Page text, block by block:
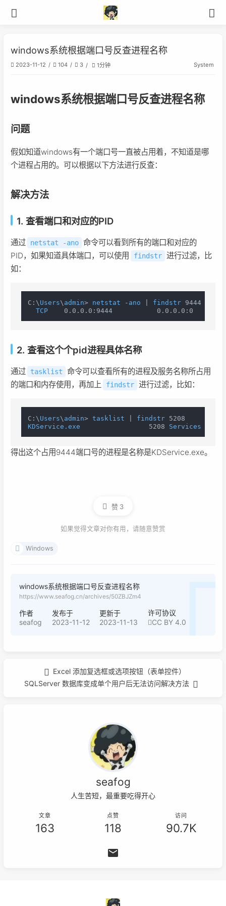
windows系统根据端口号反查进程名称
2023-11-12 104 3 1分钟 System
windows系统根据端口号反查进程名称
问题
假如知道windows有一个端口号一直被占用着，不知道是哪
个进程占用的。可以根据以下方法进行反查：
解决方法
1. 查看端口和对应的PID
通过 netstat -ano 命令可以看到所有的端口和对应的
PID，如果知道具体端口，可以使用
findstr 进行过滤，比
如：
C:\Users\admin> netstat -ano findstr 9444
TCP
0.0.0.0:9444
2. 查看这个个pid进程具体名称
通过 tasklist
命令可以查看所有的进程及服务名称所占用
的端口和内存使用，再加上
findstr 进行过滤，比如：
C:\Users\admin> tasklist | findstr
KDService.exe
                 5208
Services
得出这个占用9444端口号的进程是名称是KDService.exe。
赞 3
如果觉得文章对你有用，请随意赞赏
Windows
windows系统根据端口号反查进程名称
https://www.seafog.cn/archives/50ZBJZm4
作者
seafog
发布于
2023-11-12
更新于
2023-11-13
许可协议
CC BY 4.0
Excel 添加复选框或选项按钮（表单控件）
SQLServer 数据库变成单个用户后无法访问解决方法
seafog
人生苦短，最重要吃得开心
文章
163
点赞
118
访问
90.7K